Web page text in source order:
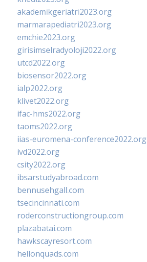
akademikgeriatri2023.org
marmarapediatri2023.org
emchie2023.org
girisimselradyoloji2022.org
utcd2022.org
biosensor2022.org
ialp2022.org
klivet2022.org
ifac-hms2022.org
taoms2022.org
iias-euromena-conference2022.org
ivd2022.org
csity2022.org
ibsarstudyabroad.com
bennusehgall.com
tsecincinnati.com
roderconstructiongroup.com
plazabatai.com
hawkscayresort.com
hellonquads.com